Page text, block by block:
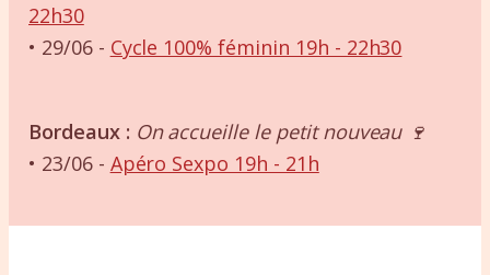
22h30
• 29/06 - Cycle 100% féminin 19h - 22h30
Bordeaux : On accueille le petit nouveau 🍷
• 23/06 - Apéro Sexpo 19h - 21h